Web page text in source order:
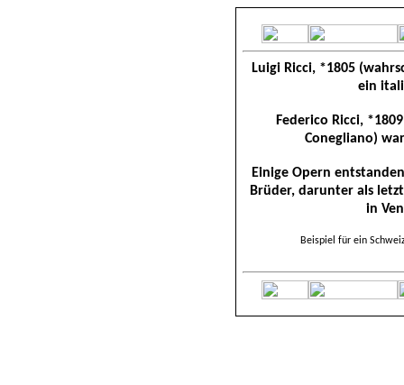
Luigi Ricci, *1805
ein
Federico Ricci,
Conegliano)
Einige Opern
Brüder, darunter als
in
Beispiel für ein